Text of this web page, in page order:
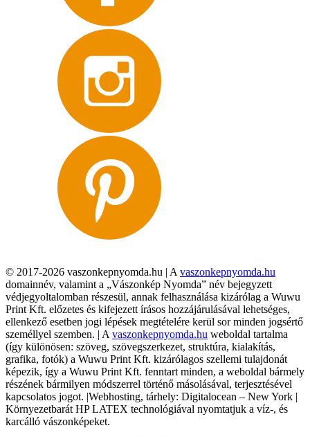
© 2017-2026 vaszonkepnyomda.hu | A vaszonkepnyomda.hu
domainnév, valamint a „Vászonkép Nyomda” név bejegyzett
védjegyoltalomban részesül, annak felhasználása kizárólag a Wuwu
Print Kft. előzetes és kifejezett írásos hozzájárulásával lehetséges,
ellenkező esetben jogi lépések megtételére kerül sor minden jogsértő
személlyel szemben. | A vaszonkepnyomda.hu weboldal tartalma
(így különösen: szöveg, szövegszerkezet, struktúra, kialakítás,
grafika, fotók) a Wuwu Print Kft. kizárólagos szellemi tulajdonát
képezik, így a Wuwu Print Kft. fenntart minden, a weboldal bármely
részének bármilyen módszerrel történő másolásával, terjesztésével
kapcsolatos jogot. |Webhosting, tárhely: Digitalocean – New York |
Környezetbarát HP LATEX technológiával nyomtatjuk a víz-, és
karcálló vászonképeket.